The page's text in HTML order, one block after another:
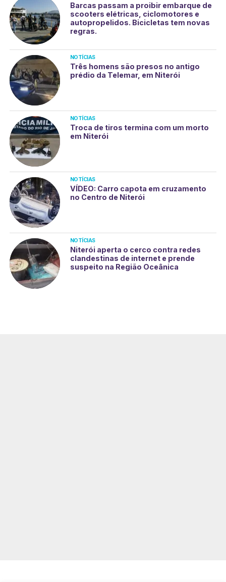
Barcas passam a proibir embarque de
scooters elétricas, ciclomotores e
autopropelidos. Bicicletas tem novas
regras.
NOTÍCIAS
Três homens são presos no antigo
prédio da Telemar, em Niterói
NOTÍCIAS
Troca de tiros termina com um morto
em Niterói
NOTÍCIAS
VÍDEO: Carro capota em cruzamento
no Centro de Niterói
NOTÍCIAS
Niterói aperta o cerco contra redes
clandestinas de internet e prende
suspeito na Região Oceânica